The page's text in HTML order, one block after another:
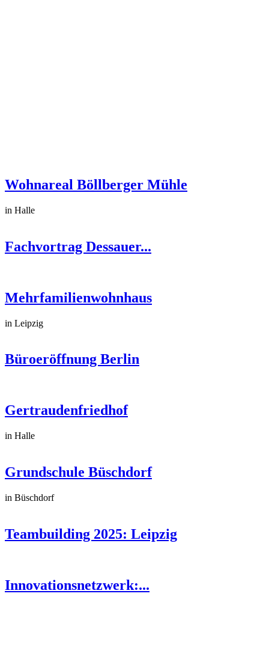
Wohnareal Böllberger Mühle
in Halle
Fachvortrag Dessauer...
Mehrfamilienwohnhaus
in Leipzig
Büroeröffnung Berlin
Gertraudenfriedhof
in Halle
Grundschule Büschdorf
in Büschdorf
Teambuilding 2025: Leipzig
Innovationsnetzwerk:...